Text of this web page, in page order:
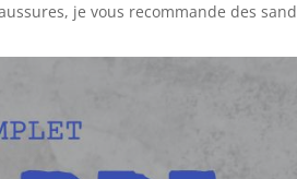
je vous recommande des